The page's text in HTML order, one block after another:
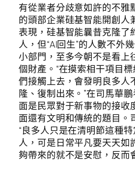
有從業者分歧意如許的不雅
的頭部企業硅基智能開創人
表現，硅基智能曩昔克隆了
人，但“AI回生”的人數不外
小部門，至多今朝不是看上
個財產。“在摸索相干項目
們接觸上去，會發明良多人
隆、復制出來。”在司馬華
面是民眾對于新事物的接收
面還有文明和傳統的題目。
“良多人只是在清明節這種
人，可是日常平凡要天天如
夠帶來的就不是安慰，反而